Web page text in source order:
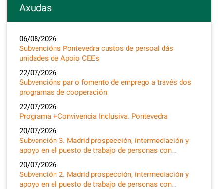
Axudas
06/08/2026
Subvencións Pontevedra custos de persoal dás
unidades de Apoio CEEs
22/07/2026
Subvencións par o fomento de emprego a través dos
programas de cooperación
22/07/2026
Programa +Convivencia Inclusiva. Pontevedra
20/07/2026
Subvención 3. Madrid prospección, intermediación y
apoyo en el puesto de trabajo de personas con…
20/07/2026
Subvención 2. Madrid prospección, intermediación y
apoyo en el puesto de trabajo de personas con…